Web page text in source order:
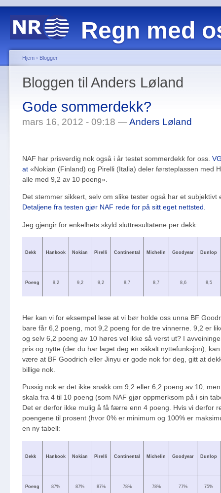
Regn med
Hjem › Blogger
Bloggen til Anders Løland
Gode sommerdekk?
mars 16, 2012 - 09:18 —Anders Løland
NAF har prisverdig nok også i år testet sommerdekk for oss.
at «Nokian (Finland) og Pirelli (Italia) deler førsteplassen med
alle med 9,2 av 10 poeng».
Det stemmer sikkert, selv om slike tester også har et subjektivt
Detaljene fra testen gjør NAF rede for på sitt eget nettsted.
Jeg gjengir for enkelhets skyld sluttresultatene per dekk:
Dekk Hankook Nokian Pirelli Continental Michelin Goodyear Dunlop
Poeng 9,2 9,2 9,2 8,7 8,7 8,6 8,5
Her kan vi for eksempel lese at vi bør holde oss unna BF
bare får 6,2 poeng, mot 9,2 poeng for de tre vinnerne. 9,2 er
og selv 6,2 poeng av 10 høres vel ikke så verst ut? I
pris og nytte (der du har laget deg en såkalt nyttefunksjon),
være at BF Goodrich eller Jinyu er gode nok for deg, gitt at
billige nok.
Pussig nok er det ikke snakk om 9,2 eller 6,2 poeng av 10,
skala fra 4 til 10 poeng (som NAF gjør oppmerksom på i sin
Det er derfor ikke mulig å få færre enn 4 poeng. Hvis vi derfor
poengene til prosent (hvor 0% er minimum og 100% er
en ny tabell:
Dekk Hankook Nokian Pirelli Continental Michelin Goodyear Dunlop
Poeng 87% 87% 87% 78% 78% 77% 75%